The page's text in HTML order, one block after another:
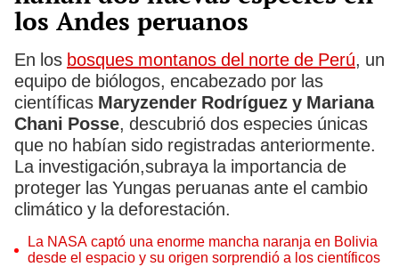
los Andes peruanos
En los bosques montanos del norte de Perú, un
equipo de biólogos, encabezado por las
científicas Maryzender Rodríguez y Mariana
Chani Posse, descubrió dos especies únicas
que no habían sido registradas anteriormente.
La investigación,subraya la importancia de
proteger las Yungas peruanas ante el cambio
climático y la deforestación.
La NASA captó una enorme mancha naranja en Bolivia
desde el espacio y su origen sorprendió a los científicos